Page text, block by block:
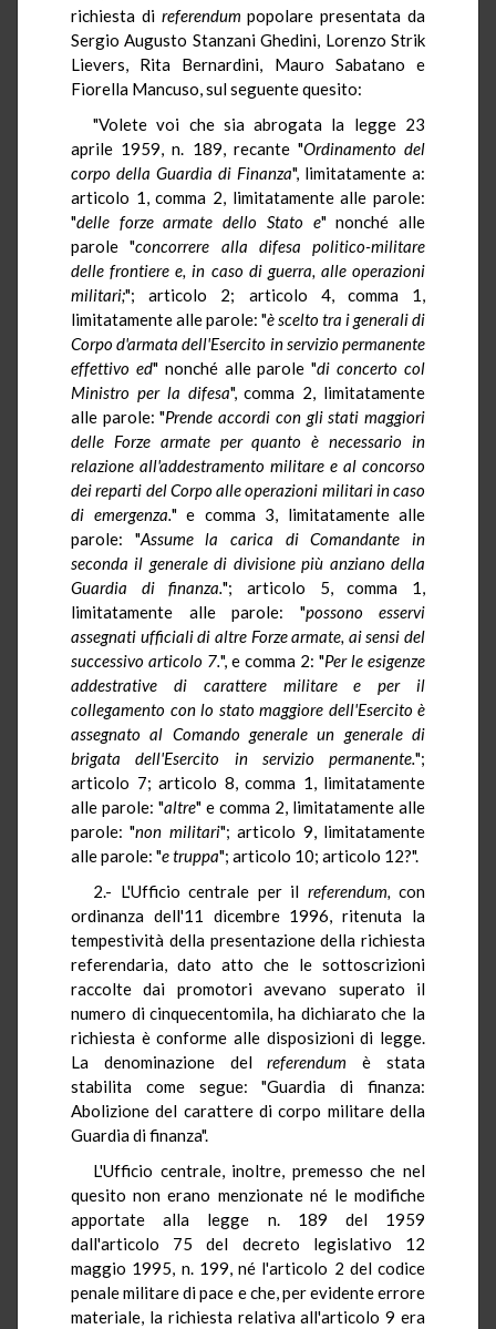
richiesta di referendum popolare presentata da
Sergio Augusto Stanzani Ghedini, Lorenzo Strik
Lievers, Rita Bernardini, Mauro Sabatano e
Fiorella Mancuso, sul seguente quesito:
"Volete voi che sia abrogata la legge 23
aprile 1959, n. 189, recante "Ordinamento del
corpo della Guardia di Finanza", limitatamente a:
articolo 1, comma 2, limitatamente alle parole:
"delle forze armate dello Stato e" nonché alle
parole "concorrere alla difesa politico-militare
delle frontiere e, in caso di guerra, alle operazioni
militari;"; articolo 2; articolo 4, comma 1,
limitatamente alle parole: "è scelto tra i generali di
Corpo d'armata dell'Esercito in servizio permanente
effettivo ed" nonché alle parole "di concerto col
Ministro per la difesa", comma 2, limitatamente
alle parole: "Prende accordi con gli stati maggiori
delle Forze armate per quanto è necessario in
relazione all'addestramento militare e al concorso
dei reparti del Corpo alle operazioni militari in caso
di emergenza." e comma 3, limitatamente alle
parole: "Assume la carica di Comandante in
seconda il generale di divisione più anziano della
Guardia di finanza."; articolo 5, comma 1,
limitatamente alle parole: "possono esservi
assegnati ufficiali di altre Forze armate, ai sensi del
successivo articolo 7.", e comma 2: "Per le esigenze
addestrative di carattere militare e per il
collegamento con lo stato maggiore dell'Esercito è
assegnato al Comando generale un generale di
brigata dell'Esercito in servizio permanente.";
articolo 7; articolo 8, comma 1, limitatamente
alle parole: "altre" e comma 2, limitatamente alle
parole: "non militari"; articolo 9, limitatamente
alle parole: "e truppa"; articolo 10; articolo 12?".
2.- L'Ufficio centrale per il referendum, con
ordinanza dell'11 dicembre 1996, ritenuta la
tempestività della presentazione della richiesta
referendaria, dato atto che le sottoscrizioni
raccolte dai promotori avevano superato il
numero di cinquecentomila, ha dichiarato che la
richiesta è conforme alle disposizioni di legge.
La denominazione delreferendum è stata
stabilita come segue: "Guardia di finanza:
Abolizione del carattere di corpo militare della
Guardia di finanza".
L'Ufficio centrale, inoltre, premesso che nel
quesito non erano menzionate né le modifiche
apportate alla legge n. 189 del 1959
dall'articolo 75 del decreto legislativo 12
maggio 1995, n. 199, né l'articolo 2 del codice
penale militare di pace e che, per evidente errore
materiale, la richiesta relativa all'articolo 9 era